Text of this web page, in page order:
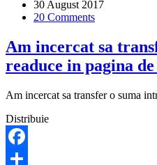
token
mobile
BRD
Mobile?
30 August 2017
20 Comments
Am incercat sa
readuce in pagina
Am incercat sa transfer o suma
Distribuie
Facebook